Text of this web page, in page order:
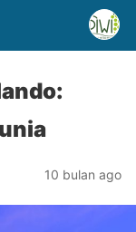
10 bulan ago